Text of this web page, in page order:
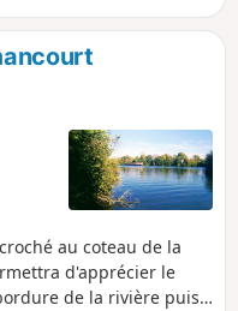
au coteau de la
d'apprécier le
de la rivière puis